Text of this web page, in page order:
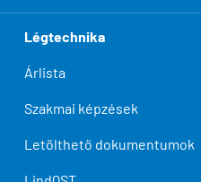
Légtechnika
Árlista
Szakmai képzések
Letölthető dokumentumok